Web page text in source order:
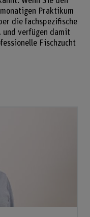
Praktikum
die fachspezifische
und verfügen damit
Fischzucht